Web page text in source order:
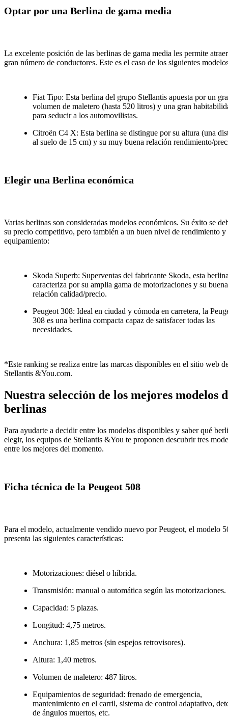
Optar por una Berlina de gama media
La excelente posición de las berlinas de gama media les permite
gran número de conductores. Este es el caso de los siguientes
Fiat Tipo: Esta berlina del grupo Stellantis apuesta por un
volumen de maletero (hasta 520 litros) y una gran
para seducir a los automovilistas.
Citroën C4 X: Esta berlina se distingue por su altura (una
al suelo de 15 cm) y su muy buena relación rendimiento/
Elegir una Berlina económica
Varias berlinas son consideradas modelos económicos. Su éxito se
su precio competitivo, pero también a un buen nivel de rendimiento y
equipamiento:
Skoda Superb: Superventas del fabricante Skoda, esta
caracteriza por su amplia gama de motorizaciones y su buena
relación calidad/precio.
Peugeot 308: Ideal en ciudad y cómoda en carretera, la
308 es una berlina compacta capaz de satisfacer todas las
necesidades.
*Este ranking se realiza entre las marcas disponibles en el sitio web
Stellantis &You.com.
Nuestra selección de los mejores modelos
berlinas
Para ayudarte a decidir entre los modelos disponibles y saber qué
elegir, los equipos de Stellantis &You te proponen descubrir tres
entre los mejores del momento.
Ficha técnica de la Peugeot 508
Para el modelo, actualmente vendido nuevo por Peugeot, el modelo
presenta las siguientes características:
Motorizaciones: diésel o híbrida.
Transmisión: manual o automática según las motorizaciones.
Capacidad: 5 plazas.
Longitud: 4,75 metros.
Anchura: 1,85 metros (sin espejos retrovisores).
Altura: 1,40 metros.
Volumen de maletero: 487 litros.
Equipamientos de seguridad: frenado de emergencia,
mantenimiento en el carril, sistema de control adaptativo,
de ángulos muertos, etc.